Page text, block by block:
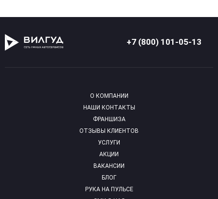
+7 (800) 101-05-13
О КОМПАНИИ
НАШИ КОНТАКТЫ
ФРАНШИЗА
ОТЗЫВЫ КЛИЕНТОВ
УСЛУГИ
АКЦИИ
ВАКАНСИИ
БЛОГ
РУКА НА ПУЛЬСЕ